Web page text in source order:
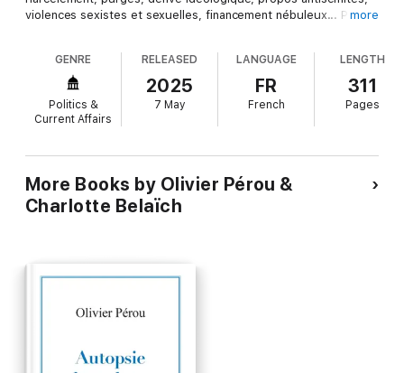
violences sexistes et sexuelles, financement nébuleux... Pour
more
GENRE
Politics &
Current Affairs
RELEASED
2025
7 May
LANGUAGE
FR
French
LENGTH
311
Pages
More Books by Olivier Pérou &
Charlotte Belaïch